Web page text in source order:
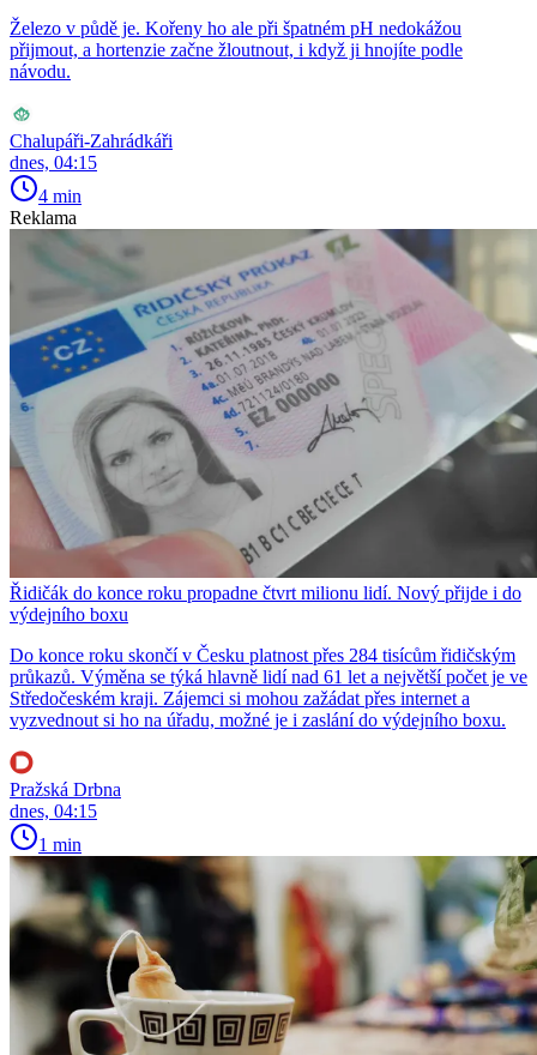
Železo v půdě je. Kořeny ho ale při špatném pH nedokážou
přijmout, a hortenzie začne žloutnout, i když ji hnojíte podle
návodu.
Chalupáři-Zahrádkáři
dnes, 04:15
4 min
Reklama
Řidičák do konce roku propadne čtvrt milionu lidí. Nový přijde i do
výdejního boxu
Do konce roku skončí v Česku platnost přes 284 tisícům řidičským
průkazů. Výměna se týká hlavně lidí nad 61 let a největší počet je ve
Středočeském kraji. Zájemci si mohou zažádat přes internet a
vyzvednout si ho na úřadu, možné je i zaslání do výdejního boxu.
Pražská Drbna
dnes, 04:15
1 min